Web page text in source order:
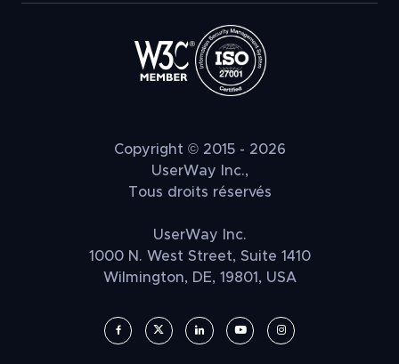
Copyright © 2015 - 2026
UserWay Inc.,
Tous droits réservés
UserWay Inc.
1000 N. West Street, Suite 1410
Wilmington, DE, 19801, USA